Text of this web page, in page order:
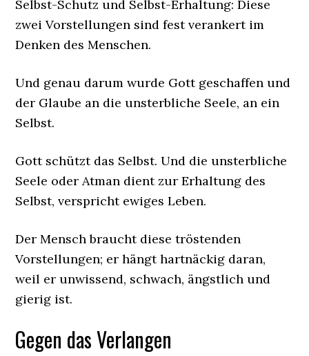
Selbst-Schutz und Selbst-Erhaltung: Diese
zwei Vorstellungen sind fest verankert im
Denken des Menschen.
Und genau darum wurde Gott geschaffen und
der Glaube an die unsterbliche Seele, an ein
Selbst.
Gott schützt das Selbst. Und die unsterbliche
Seele oder Atman dient zur Erhaltung des
Selbst, verspricht ewiges Leben.
Der Mensch braucht diese tröstenden
Vorstellungen; er hängt hartnäckig daran,
weil er unwissend, schwach, ängstlich und
gierig ist.
Gegen das Verlangen